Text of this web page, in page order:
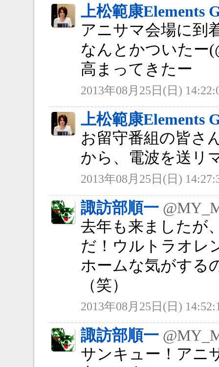
上松範康Elements
アニサマ会場に到
なんとかついたー
高まってきたー
2013年08月25日(日)
上松範康Elements
お留守番組の皆さ
から、電波を送リ
2013年08月25日(日)
諏訪部順一
去年も来ましたが
だ！ウルトラオレ
ホームな気がする
（笑）
2013年08月25日(日)
諏訪部順一
サンキュー！アニ